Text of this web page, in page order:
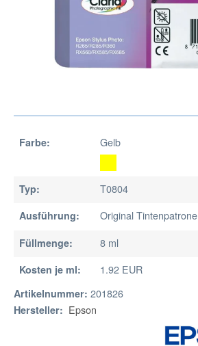
Farbe: Gelb
Typ: T0804
Ausführung: Original Tintenpatrone
Füllmenge: 8 ml
Kosten je ml: 1.92 EUR
Artikelnummer: 201826
Hersteller: Epson